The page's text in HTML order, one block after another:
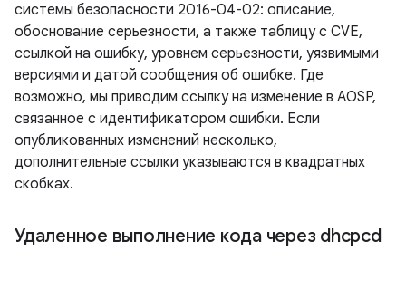
системы безопасности 2016-04-02: описание,
обоснование серьезности, а также таблицу с CVE,
ссылкой на ошибку, уровнем серьезности, уязвимыми
версиями и датой сообщения об ошибке. Где
возможно, мы приводим ссылку на изменение в AOSP,
связанное с идентификатором ошибки. Если
опубликованных изменений несколько,
дополнительные ссылки указываются в квадратных
скобках.
Удаленное выполнение кода через dhcpcd